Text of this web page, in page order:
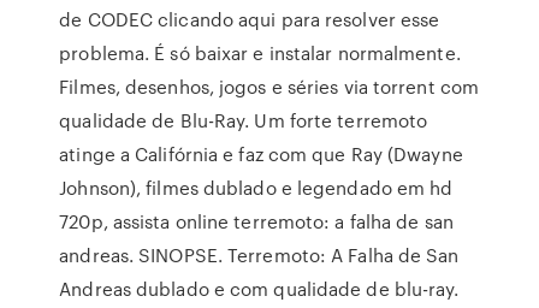
de CODEC clicando aqui para resolver esse
problema. É só baixar e instalar normalmente.
Filmes, desenhos, jogos e séries via torrent com
qualidade de Blu-Ray. Um forte terremoto
atinge a Califórnia e faz com que Ray (Dwayne
Johnson), filmes dublado e legendado em hd
720p, assista online terremoto: a falha de san
andreas. SINOPSE. Terremoto: A Falha de San
Andreas dublado e com qualidade de blu-ray.